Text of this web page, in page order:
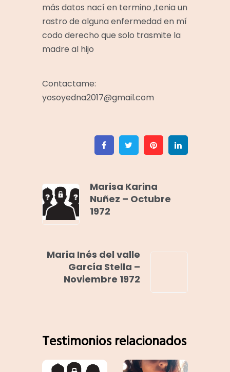
más datos nací en termino ,tenia un
rastro de alguna enfermedad en mí
codo derecho que solo trasmite la
madre al hijo
Contactame:
yosoyedna2017@gmail.com
FacebookTwitter Pinterest
Marisa Karina
Nuñez – Octubre
1972
Maria Inés del valle
García Stella –
Noviembre 1972
Testimonios relacionados